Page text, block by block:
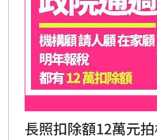
長照扣除額12萬元